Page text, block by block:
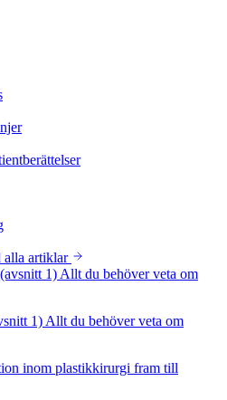
alla artiklar
1) Allt du behöver veta om